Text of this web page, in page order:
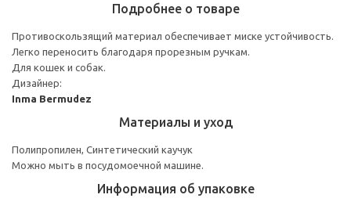
Подробнее о товаре
Противоскользящий материал обеспечивает миске устойчивость.
Легко переносить благодаря прорезным ручкам.
Для кошек и собак.
Дизайнер:
Inma Bermudez
Материалы и уход
Полипропилен, Синтетический каучук
Можно мыть в посудомоечной машине.
Информация об упаковке